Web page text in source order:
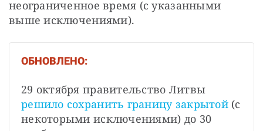
неограниченное время (с указанными
выше исключениями).
ОБНОВЛЕНО:
решило сохранить границу закрытой (с
некоторыми исключениями) до 30